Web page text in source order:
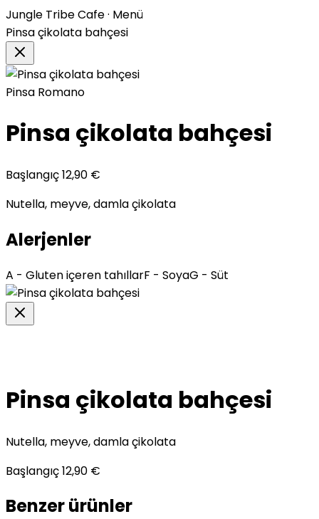
Jungle Tribe Cafe · Menü
Pinsa çikolata bahçesi
Pinsa Romano
Pinsa çikolata bahçesi
Başlangıç12,90 €
Nutella, meyve, damla çikolata
Alerjenler
A - Gluten içeren tahıllarF - SoyaG - Süt
Pinsa çikolata bahçesi
Nutella, meyve, damla çikolata
Başlangıç12,90 €
Benzer ürünler